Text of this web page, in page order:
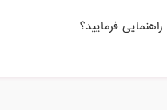
فرمایید؟